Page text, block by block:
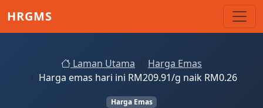
HRGMS
Laman Utama
Harga Emas
Harga emas hari ini RM209.91/g naik RM0.26
Harga Emas